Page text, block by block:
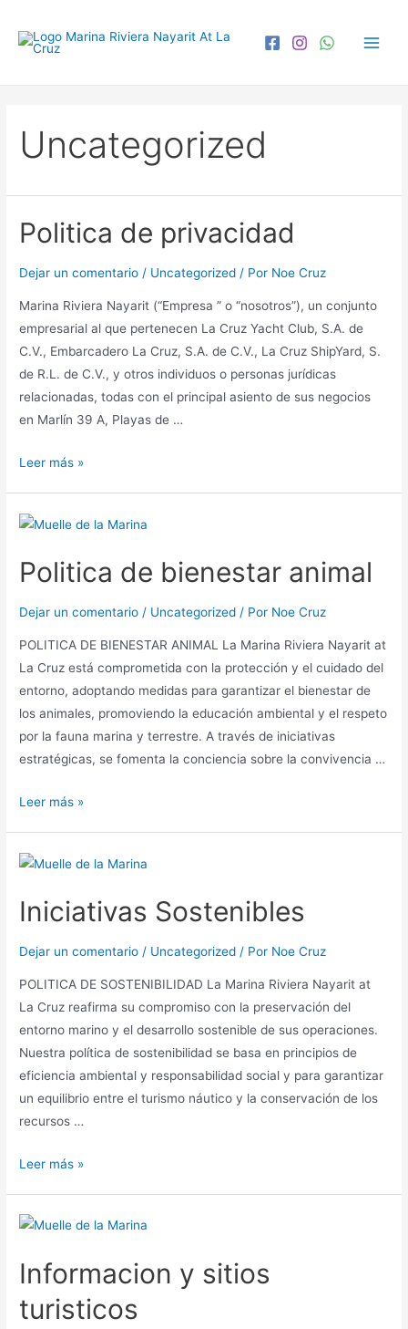
Uncategorized
Politica de privacidad
Dejar un comentario / Uncategorized / Por Noe Cruz
Marina Riviera Nayarit (“Empresa ” o “nosotros”), un conjunto
empresarial al que pertenecen La Cruz Yacht Club, S.A. de
C.V., Embarcadero La Cruz, S.A. de C.V., La Cruz ShipYard, S.
de R.L. de C.V., y otros individuos o personas jurídicas
relacionadas, todas con el principal asiento de sus negocios
en Marlín 39 A, Playas de …
Leer más »
Politica de bienestar animal
Dejar un comentario / Uncategorized / Por Noe Cruz
POLITICA DE BIENESTAR ANIMAL La Marina Riviera Nayarit at
La Cruz está comprometida con la protección y el cuidado del
entorno, adoptando medidas para garantizar el bienestar de
los animales, promoviendo la educación ambiental y el respeto
por la fauna marina y terrestre. A través de iniciativas
estratégicas, se fomenta la conciencia sobre la convivencia …
Leer más »
Iniciativas Sostenibles
Dejar un comentario / Uncategorized / Por Noe Cruz
POLITICA DE SOSTENIBILIDAD La Marina Riviera Nayarit at
La Cruz reafirma su compromiso con la preservación del
entorno marino y el desarrollo sostenible de sus operaciones.
Nuestra política de sostenibilidad se basa en principios de
eficiencia ambiental y responsabilidad social y para garantizar
un equilibrio entre el turismo náutico y la conservación de los
recursos …
Leer más »
Informacion y sitios
turisticos